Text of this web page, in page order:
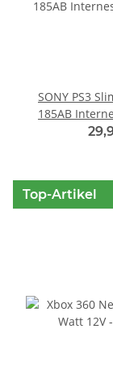
SONY PS3
185AB
Top-Artikel